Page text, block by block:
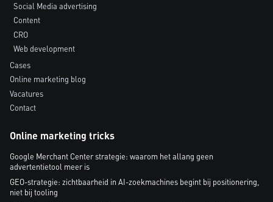
Social Media advertising
Content
CRO
Web development
Cases
Online marketing blog
Vacatures
Contact
Online marketing tricks
Google Merchant Center strategie: waarom het allang geen
advertentietool meer is
GEO-strategie: zichtbaarheid in AI-zoekmachines begint bij positionering,
niet bij tooling